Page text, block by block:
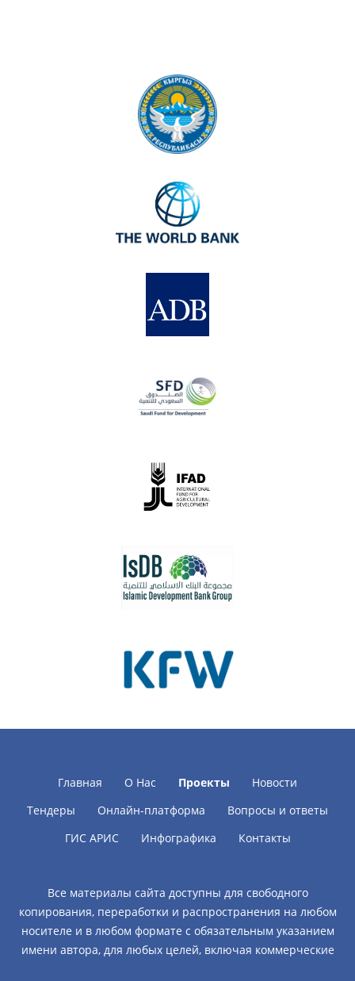
Главная О Нас Проекты
Новости
Тендеры
Онлайн-платформа
Вопросы и ответы
ГИС АРИС
Инфографика Контакты
Все материалы сайта доступны для свободного
копирования, переработки и распространения на любом
носителе и в любом формате с обязательным указанием
имени автора, для любых целей, включая коммерческие